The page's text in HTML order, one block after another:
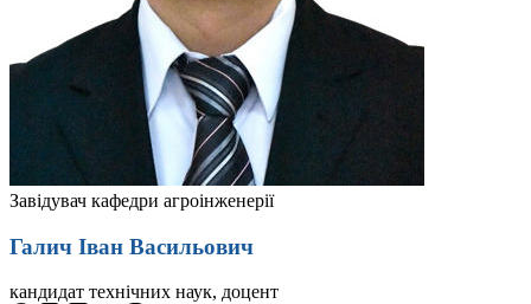
Завідувач кафедри агроінженерії
Галич Іван Васильович
кандидат технічних наук, доцент